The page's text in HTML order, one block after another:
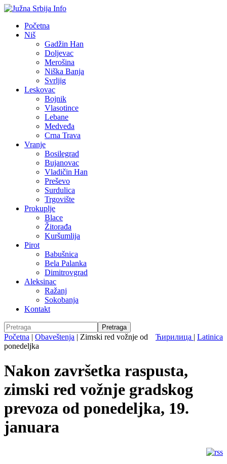
Početna
Niš
Gadžin Han
Doljevac
Merošina
Niška Banja
Svrljig
Leskovac
Bojnik
Vlasotince
Lebane
Medveđa
Crna Trava
Vranje
Bosilegrad
Bujanovac
Vladičin Han
Preševo
Surdulica
Trgovište
Prokuplje
Blace
Žitorađa
Kuršumlija
Pirot
Babušnica
Bela Palanka
Dimitrovgrad
Aleksinac
Ražanj
Sokobanja
Kontakt
Ћирилица | Latinica
Početna | Obaveštenja | Zimski red vožnje od
ponedeljka
Nakon završetka raspusta,
zimski red vožnje gradskog
prevoza od ponedeljka, 19.
januara